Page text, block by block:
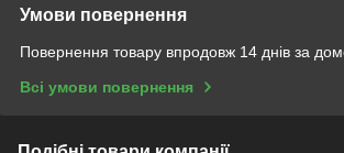
Умови повернення
Повернення товару впродовж 14 днів за
Всі умови повернення